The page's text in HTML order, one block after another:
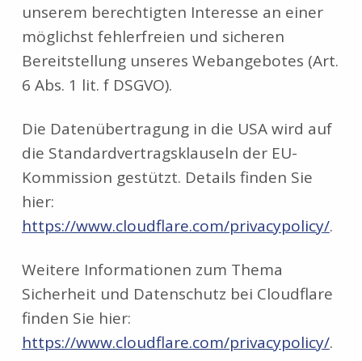
unserem berechtigten Interesse an einer
möglichst fehlerfreien und sicheren
Bereitstellung unseres Webangebotes (Art.
6 Abs. 1 lit. f DSGVO).
Die Datenübertragung in die USA wird auf
die Standardvertragsklauseln der EU-
Kommission gestützt. Details finden Sie
hier:
https://www.cloudflare.com/privacypolicy/.
Weitere Informationen zum Thema
Sicherheit und Datenschutz bei Cloudflare
finden Sie hier:
https://www.cloudflare.com/privacypolicy/.